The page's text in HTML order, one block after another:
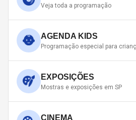
Veja toda a programação
AGENDA KIDS
Programação especial para
EXPOSIÇÕES
Mostras e exposições em SP
CINEMA